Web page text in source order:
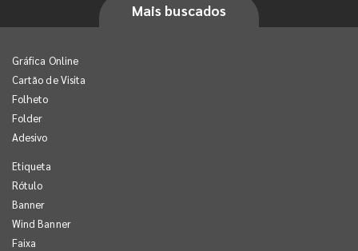
Mais buscados
Gráfica Online
Cartão de Visita
Folheto
Folder
Adesivo
Etiqueta
Rótulo
Banner
Wind Banner
Faixa